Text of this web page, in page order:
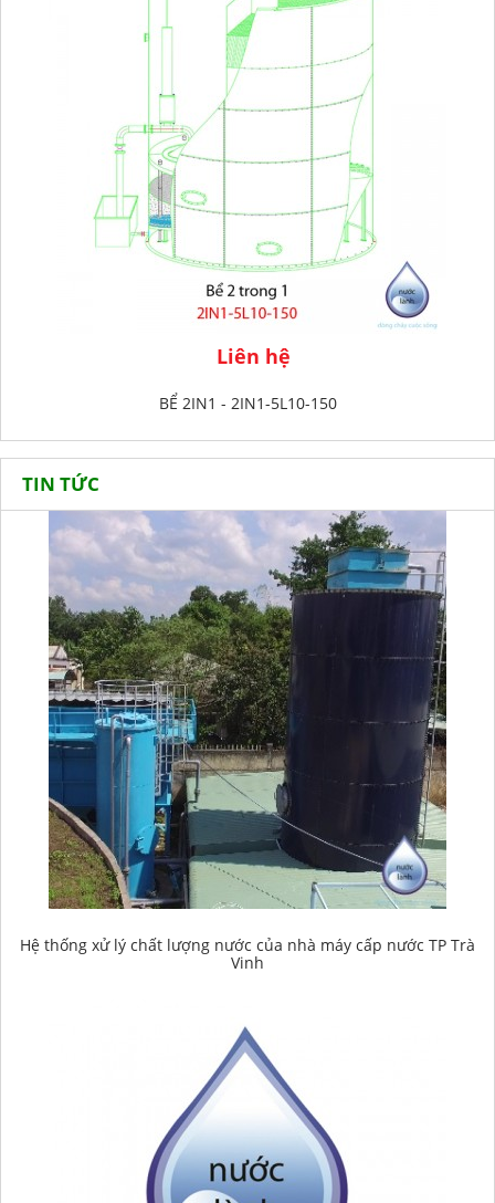
Liên hệ
BỂ 2IN1 - 2IN1-5L10-150
TIN TỨC
Hệ thống xử lý chất lượng nước của nhà máy cấp nước TP Trà
Vinh